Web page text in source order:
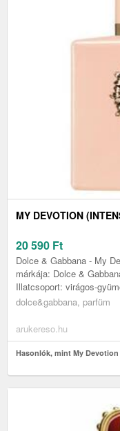
MY DEVOTION
20 590 Ft
Dolce & Gabbana - My
márkája: Dolce &
Illatcsoport: virágos-
dolce&gabbana, parfüm
arukereso.hu
Hasonlók, mint My Devotion